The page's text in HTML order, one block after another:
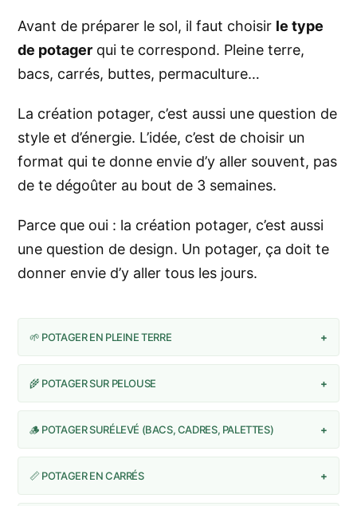
Avant de préparer le sol, il faut choisir le type
de potager qui te correspond. Pleine terre,
bacs, carrés, buttes, permaculture…
La création potager, c’est aussi une question de
style et d’énergie. L’idée, c’est de choisir un
format qui te donne envie d’y aller souvent, pas
de te dégoûter au bout de 3 semaines.
Parce que oui : la création potager, c’est aussi
une question de design. Un potager, ça doit te
donner envie d’y aller tous les jours.
🌱 POTAGER EN PLEINE TERRE +
🌾 POTAGER SUR PELOUSE +
🪵 POTAGER SURÉLEVÉ (BACS, CADRES, PALETTES) +
📏 POTAGER EN CARRÉS +